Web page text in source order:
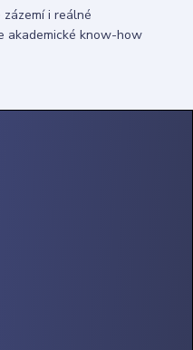
i reálné
akademické know-how